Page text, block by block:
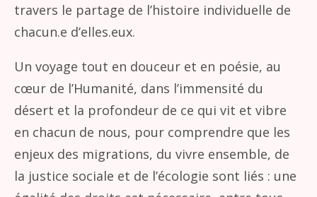
travers le partage de l’histoire individuelle de
chacun.e d’elles.eux.
Un voyage tout en douceur et en poésie, au
cœur de l’Humanité, dans l’immensité du
désert et la profondeur de ce qui vit et vibre
en chacun de nous, pour comprendre que les
enjeux des migrations, du vivre ensemble, de
la justice sociale et de l’écologie sont liés : une